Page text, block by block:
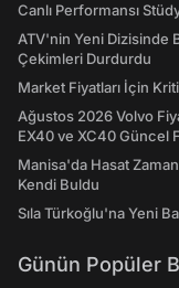
Canlı Performansı
ATV'nin Yeni Dizisinde
Çekimleri Durdurdu
Market Fiyatları İçin
Ağustos 2026 Volvo
EX40 ve XC40 Güncel
Manisa'da Hasat
Kendi Buldu
Sıla Türkoğlu'na Yeni
Günün Popüler